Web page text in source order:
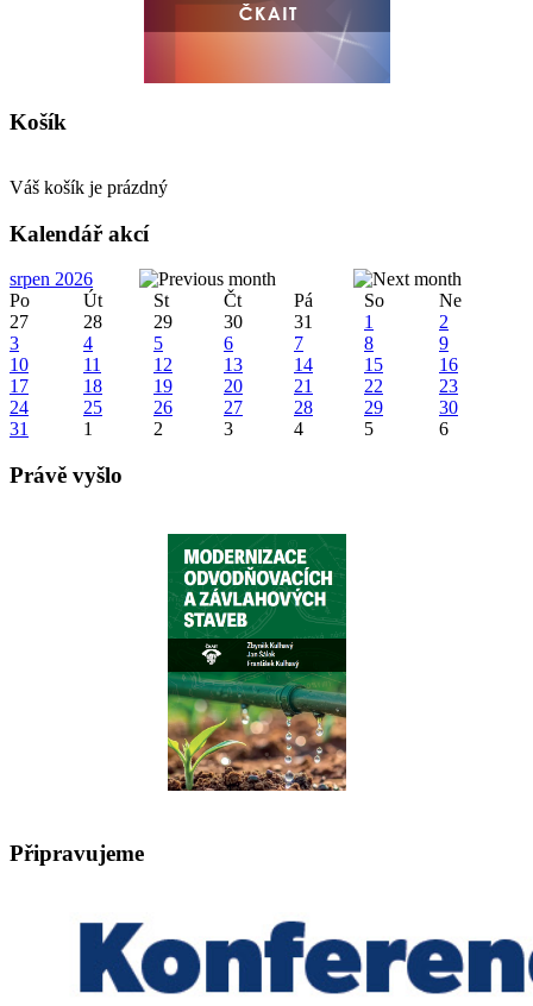
Košík
Váš košík je prázdný
Kalendář akcí
srpen 2026
Po
Út St Čt Pá So
Ne
27
28 29 30 31 1
2
3
4 5 6 7 8
9
10
11 12 13 14 15
16
17
18 19 20 21 22
23
24
25 26 27 28 29
30
31
1 2 3 4 5 6
Právě vyšlo
Připravujeme